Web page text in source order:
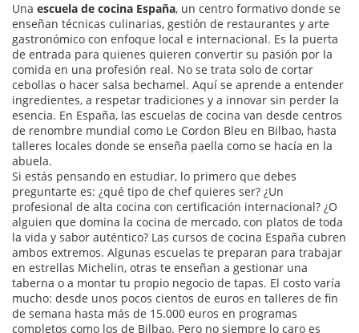
Una escuela de cocina España, un centro formativo donde se
enseñan técnicas culinarias, gestión de restaurantes y arte
gastronómico con enfoque local e internacional. Es la puerta
de entrada para quienes quieren convertir su pasión por la
comida en una profesión real. No se trata solo de cortar
cebollas o hacer salsa bechamel. Aquí se aprende a entender
ingredientes, a respetar tradiciones y a innovar sin perder la
esencia. En España, las escuelas de cocina van desde centros
de renombre mundial como Le Cordon Bleu en Bilbao, hasta
talleres locales donde se enseña paella como se hacía en la
abuela.
Si estás pensando en estudiar, lo primero que debes
preguntarte es: ¿qué tipo de chef quieres ser? ¿Un
profesional de alta cocina con certificación internacional? ¿O
alguien que domina la cocina de mercado, con platos de toda
la vida y sabor auténtico? Las cursos de cocina España cubren
ambos extremos. Algunas escuelas te preparan para trabajar
en estrellas Michelin, otras te enseñan a gestionar una
taberna o a montar tu propio negocio de tapas. El costo varía
mucho: desde unos pocos cientos de euros en talleres de fin
de semana hasta más de 15.000 euros en programas
completos como los de Bilbao. Pero no siempre lo caro es